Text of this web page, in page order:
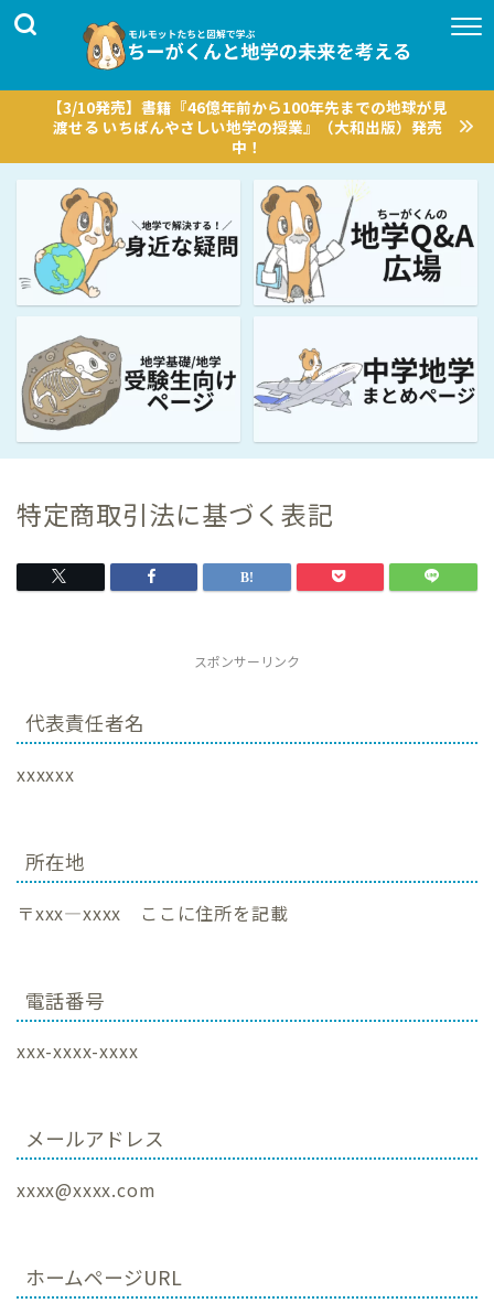
【3/10発売】書籍『46億年前から100年先までの地球が見
渡せる いちばんやさしい地学の授業』（大和出版）発売
中！
特定商取引法に基づく表記
スポンサーリンク
代表責任者名
xxxxxx
所在地
〒xxx―xxxx ここに住所を記載
電話番号
xxx-xxxx-xxxx
メールアドレス
xxxx@xxxx.com
ホームページURL